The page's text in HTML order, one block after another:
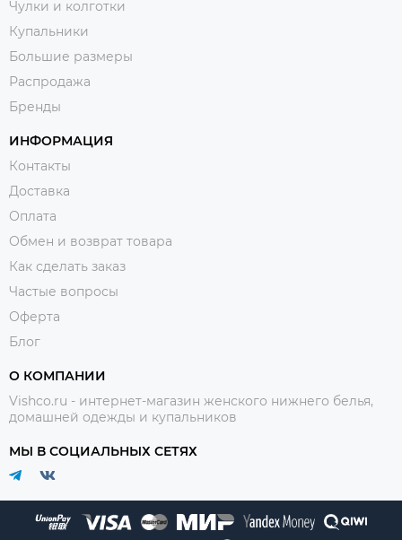
Чулки и колготки
Купальники
Большие размеры
Распродажа
Бренды
ИНФОРМАЦИЯ
Контакты
Доставка
Оплата
Обмен и возврат товара
Как сделать заказ
Частые вопросы
Оферта
Блог
О КОМПАНИИ
Vishco.ru - интернет-магазин женского нижнего белья,
домашней одежды и купальников
МЫ В СОЦИАЛЬНЫХ СЕТЯХ